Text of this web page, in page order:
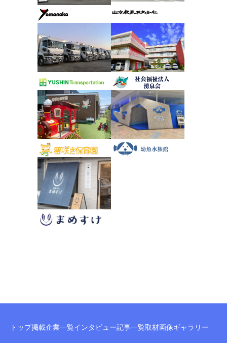
トップ掲載企業一覧インタビュー記事一覧取材画像ギャラリー